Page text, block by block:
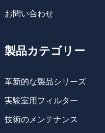
お問い合わせ
製品カテゴリー
革新的な製品シリーズ
実験室用フィルター
技術のメンテナンス